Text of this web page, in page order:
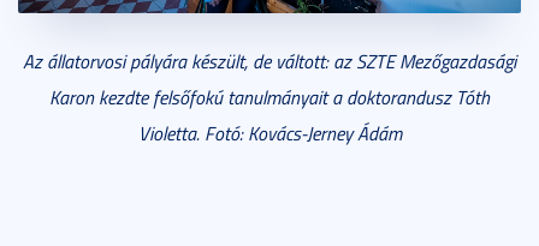
Az állatorvosi pályára készült, de váltott: az SZTE Mezőgazdasági
Karon kezdte felsőfokú tanulmányait a doktorandusz Tóth
Violetta. Fotó: Kovács-Jerney Ádám